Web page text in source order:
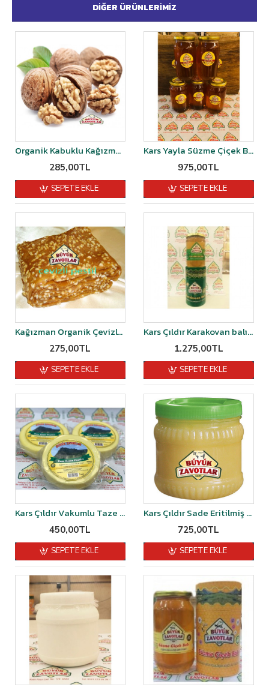
DIĞER ÜRÜNLERIMIZ
Organik Kabuklu Kağızman Cevizi 1 kg
285,00TL
SEPETE EKLE
Kars Yayla Süzme Çiçek Balı 1,5 kg
975,00TL
SEPETE EKLE
Kağızman Organik Çevizli Pestil 1 Kğ
275,00TL
SEPETE EKLE
Kars Çıldır Karakovan balı 1 kg
1.275,00TL
SEPETE EKLE
Kars Çıldır Vakumlu Taze Kaşar Peyniri Şırdan Mayalı 1 kg
450,00TL
SEPETE EKLE
Kars Çıldır Sade Eritilmiş Yağ 1 kg
725,00TL
SEPETE EKLE